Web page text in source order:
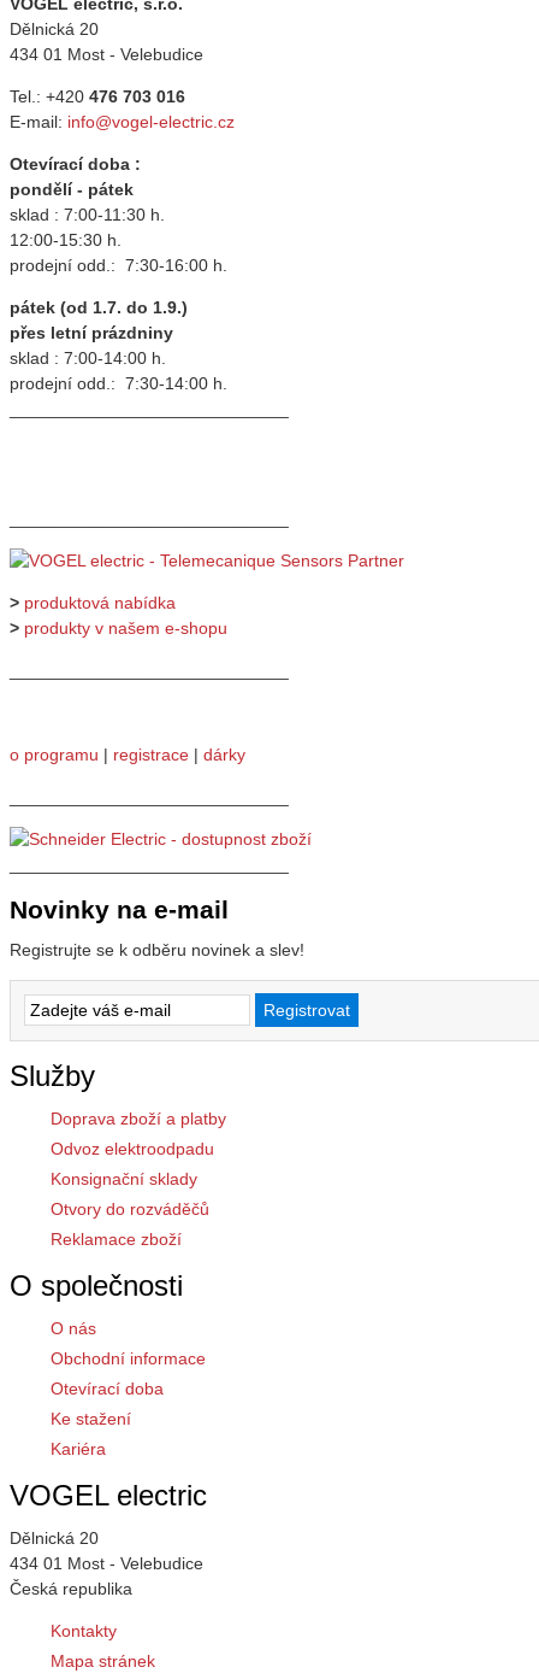
VOGEL electric, s.r.o.
Dělnická 20
434 01 Most - Velebudice
Tel.: +420 476 703 016
E-mail: info@vogel-electric.cz
Otevírací doba :
pondělí - pátek
sklad : 7:00-11:30 h.
12:00-15:30 h.
prodejní odd.: 7:30-16:00 h.
pátek (od 1.7. do 1.9.)
přes letní prázdniny
sklad : 7:00-14:00 h.
prodejní odd.: 7:30-14:00 h.
> produktová nabídka
> produkty v našem e-shopu
o programu | registrace | dárky
Novinky na e-mail
Registrujte se k odběru novinek a slev!
Služby
Doprava zboží a platby
Odvoz elektroodpadu
Konsignační sklady
Otvory do rozváděčů
Reklamace zboží
O společnosti
O nás
Obchodní informace
Otevírací doba
Ke stažení
Kariéra
VOGEL electric
Dělnická 20
434 01 Most - Velebudice
Česká republika
Kontakty
Mapa stránek